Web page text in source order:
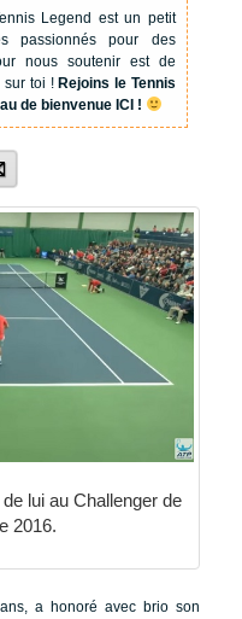
Legend est un petit
passionnés pour des
nous soutenir est de
sur toi !Rejoins le Tennis
de bienvenue ICI !
lui au Challenger de
2016.
a honoré avec brio son